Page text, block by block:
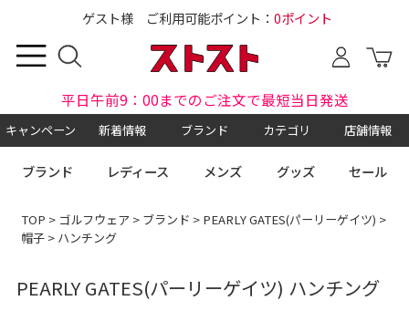
ゲスト様 ご利用可能ポイント： 0ポイント
平日午前9：00までのご注文で最短当日発送
キャンペーン 新着情報 ブランド カテゴリ 店舗情報
ブランド レディース メンズ グッズ セール
TOP > ゴルフウェア > ブランド > PEARLY GATES(パーリーゲイツ) >
帽子> ハンチング
PEARLY GATES(パーリーゲイツ) ハンチング